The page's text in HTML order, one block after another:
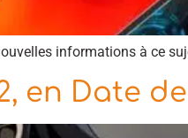
informations à ce
en Date